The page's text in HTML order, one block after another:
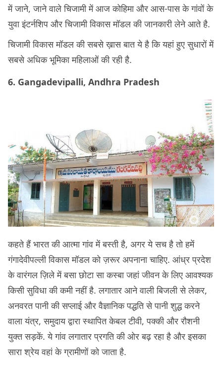
में जाने, जाने वाले चिजामी में आज कोहिमा और आस-पास के गांवों के
युवा इंटर्नशिप और चिजामी विकास मॉडल की जानकारी लेने आते है.
चिजामी विकास मॉडल की सबसे ख़ास बात ये है कि यहां हुए सुधारों में
सबसे अधिक भूमिका महिलाओं की रही है.
6. Gangadevipalli, Andhra Pradesh
कहते हैं भारत की आत्मा गांव में बस्ती है, अगर ये सच है तो हमें
गंगादेवीपल्ली विकास मॉडल को ज़रूर अपनाना चाहिए. आंध्र प्रदेश
के वारंगल ज़िले में बसा छोटा सा कस्बा जहां जीवन के लिए आवश्यक
किसी सुविधा की कमी नहीं है. लगातार आने वाली बिजली से लेकर,
अनवरत पानी की सप्लाई और वैज्ञानिक पद्धति से पानी शुद्ध करने
वाला यंत्र, समुदाय द्वारा स्थापित केबल टीवी, पक्की और रौशनी
युक्त सड़कें. ये गांव लगातार प्रगति की ओर बढ़ रहा है और इसका
सारा श्रेय वहां के ग्रामीणों को जाता है.